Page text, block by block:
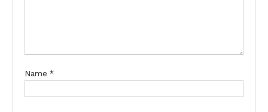
Name *